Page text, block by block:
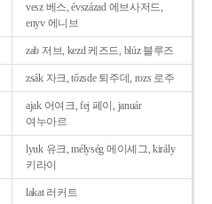
vesz 베스, évszázad 에브사저드,
enyv 에니브
zab 저브, kezd 케즈드, blúz 블루즈
zsák 자크, tőzsde 퇴주데, rozs 로주
ajak 어여크, fej 페이, január
여누아르
lyuk 유크, mélység 메이셰그, király
키라이
lakat 러커트